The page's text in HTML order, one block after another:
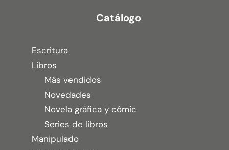
Catálogo
Escritura
Libros
Más vendidos
Novedades
Novela gráfica y cómic
Series de libros
Manipulado